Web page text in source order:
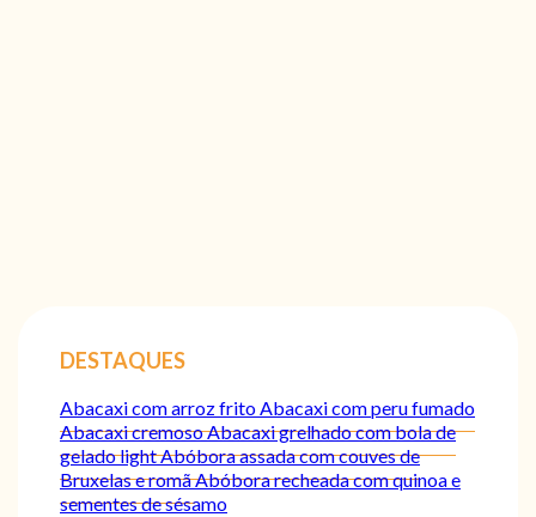
DESTAQUES
Abacaxi com arroz fritoAbacaxi com peru fumado
Abacaxi cremosoAbacaxi grelhado com bola de
gelado lightAbóbora assada com couves de
Bruxelas e romãAbóbora recheada com quinoa e
sementes de sésamo